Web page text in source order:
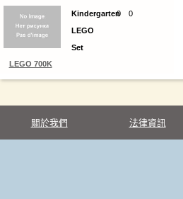
LEGO 700K
Kindergarten
LEGO
Set
0 0
關於我們 法律資訊